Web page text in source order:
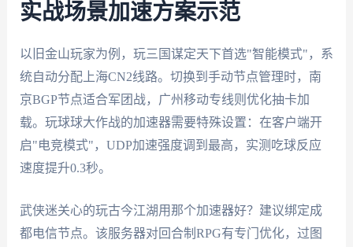
实战场景加速方案示范
以旧金山玩家为例，玩三国谋定天下首选"智能模式"，系
统自动分配上海CN2线路。切换到手动节点管理时，南
京BGP节点适合军团战，广州移动专线则优化抽卡加
载。玩球球大作战的加速器需要特殊设置：在客户端开
启"电竞模式"，UDP加速强度调到最高，实测吃球反应
速度提升0.3秒。
武侠迷关心的玩古今江湖用那个加速器好？建议绑定成
都电信节点。该服务器对回合制RPG有专门优化，过图